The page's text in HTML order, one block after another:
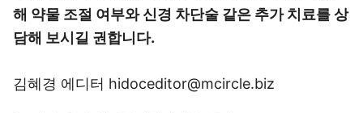
해 약물 조절 여부와 신경 차단술 같은 추가 치료를 상
담해 보시길 권합니다.
김혜경 에디터 hidoceditor@mcircle.biz